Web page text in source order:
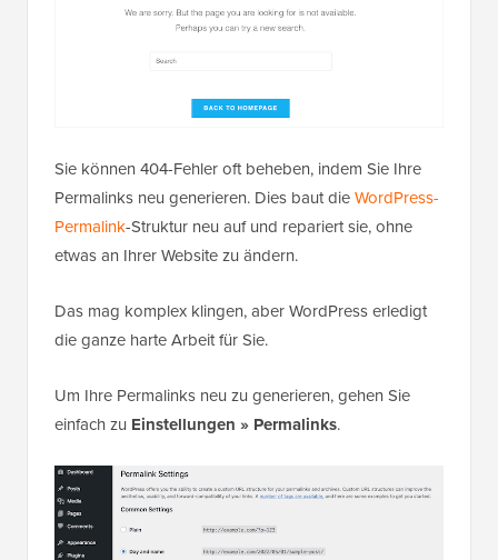
Sie können 404-Fehler oft beheben, indem Sie Ihre
Permalinks neu generieren. Dies baut dieWordPress-
Permalink-Struktur neu auf und repariert sie, ohne
etwas an Ihrer Website zu ändern.
Das mag komplex klingen, aber WordPress erledigt
die ganze harte Arbeit für Sie.
Um Ihre Permalinks neu zu generieren, gehen Sie
einfach zu Einstellungen » Permalinks.